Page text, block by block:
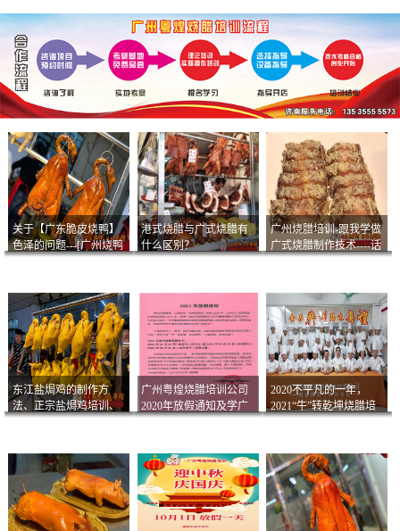
关于【广东脆皮烧鸭】
色泽的问题---[广州烧鸭
港式烧腊与广式烧腊有
什么区别？
广州烧腊培训-跟我学做
广式烧腊制作技术----话
东江盐焗鸡的制作方
法、正宗盐焗鸡培训、
广州粤煌烧腊培训公司
2020年放假通知及学广
2020不平凡的一年，
2021“牛”转乾坤烧腊培